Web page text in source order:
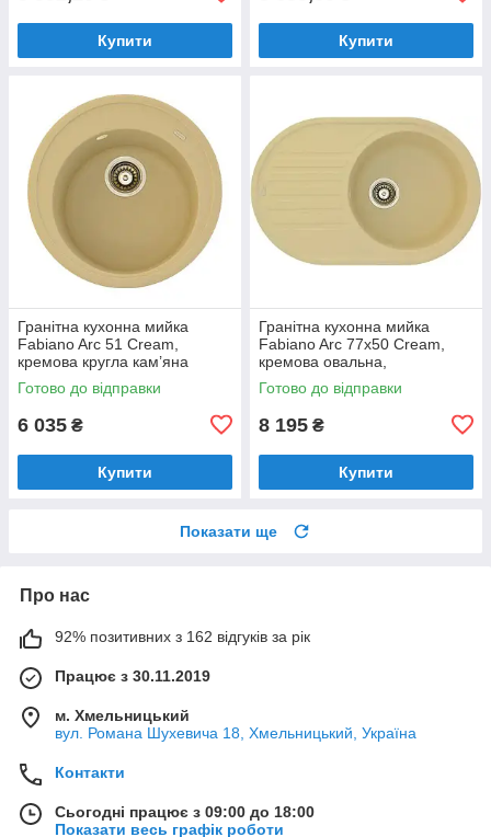
Купити Купити
Гранітна кухонна мийка
Fabiano Arc 51 Cream,
кремова кругла кам’яна
Готово до відправки
6 035 ₴
Купити
Гранітна кухонна мийка
Fabiano Arc 77x50 Cream,
кремова овальна,
одночашева з крилом
(8221.401.0468)
Готово до відправки
8 195 ₴
Купити
Показати ще
Про нас
92% позитивних з 162 відгуків за рік
Працює з 30.11.2019
м. Хмельницький
вул. Романа Шухевича 18, Хмельницький, Україна
Контакти
Сьогодні працює з 09:00 до 18:00
Показати весь графік роботи